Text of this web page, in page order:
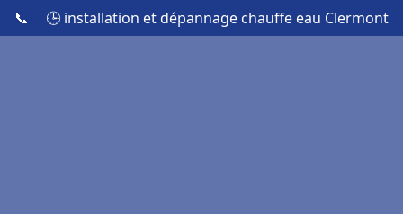
📞 🕒 installation et dépannage chauffe eau Clermont